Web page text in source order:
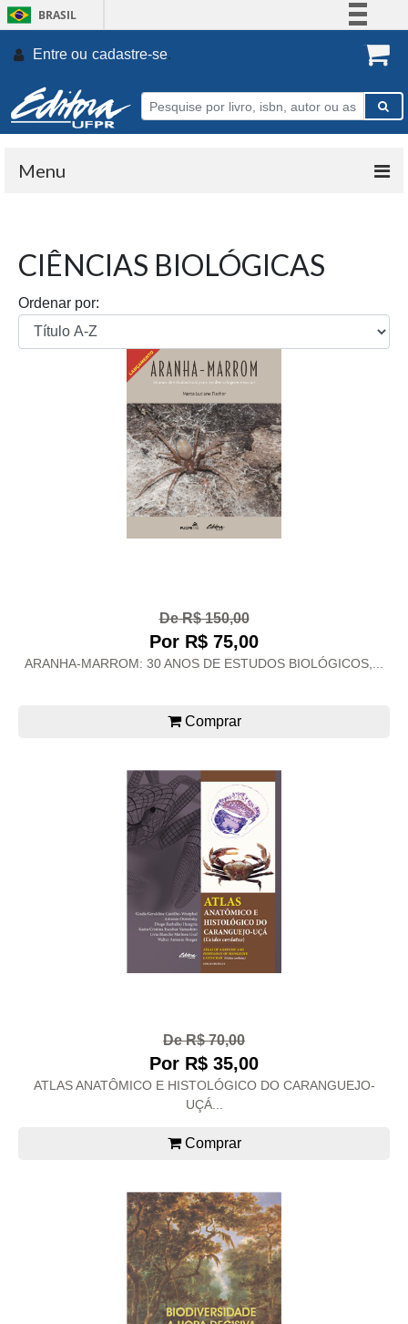
BRASIL
Participe
Entre ou cadastre-se.
Menu
CIÊNCIAS BIOLÓGICAS
Ordenar por:
De R$ 150,00
Por R$ 75,00
ARANHA-MARROM: 30 ANOS DE ESTUDOS BIOLÓGICOS,...
Comprar
De R$ 70,00
Por R$ 35,00
ATLAS ANATÔMICO E HISTOLÓGICO DO CARANGUEJO-
UÇÁ...
Comprar